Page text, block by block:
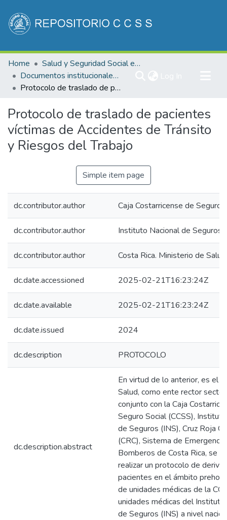
Communities & Collections
All of DSpace
Statistics
Home
Salud y Seguridad Social en Costa Rica
Documentos institucionales DDSS
Protocolo de traslado de pacientes víctimas de Accidentes de Tránsito y Riesgos del Trabajo
Protocolo de traslado de pacientes
víctimas de Accidentes de Tránsito
y Riesgos del Trabajo
Simple item page
dc.contributor.author Caja Costarricense de Seguro
dc.contributor.author Instituto Nacional de Seguros
dc.contributor.author Costa Rica. Ministerio de Salud
dc.date.accessioned 2025-02-21T16:23:24Z
dc.date.available 2025-02-21T16:23:24Z
dc.date.issued 2024
dc.description PROTOCOLO
dc.description.abstract
En virtud de lo anterior, es el
Salud, como ente rector
conjunto con la Caja
Seguro Social (CCSS),
de Seguros (INS), Cruz Roja
(CRC), Sistema de
Bomberos de Costa Rica, se
realizar un protocolo de
pacientes en el ámbito
de unidades médicas de la
unidades médicas del Instituto
de Seguros (INS) a nivel